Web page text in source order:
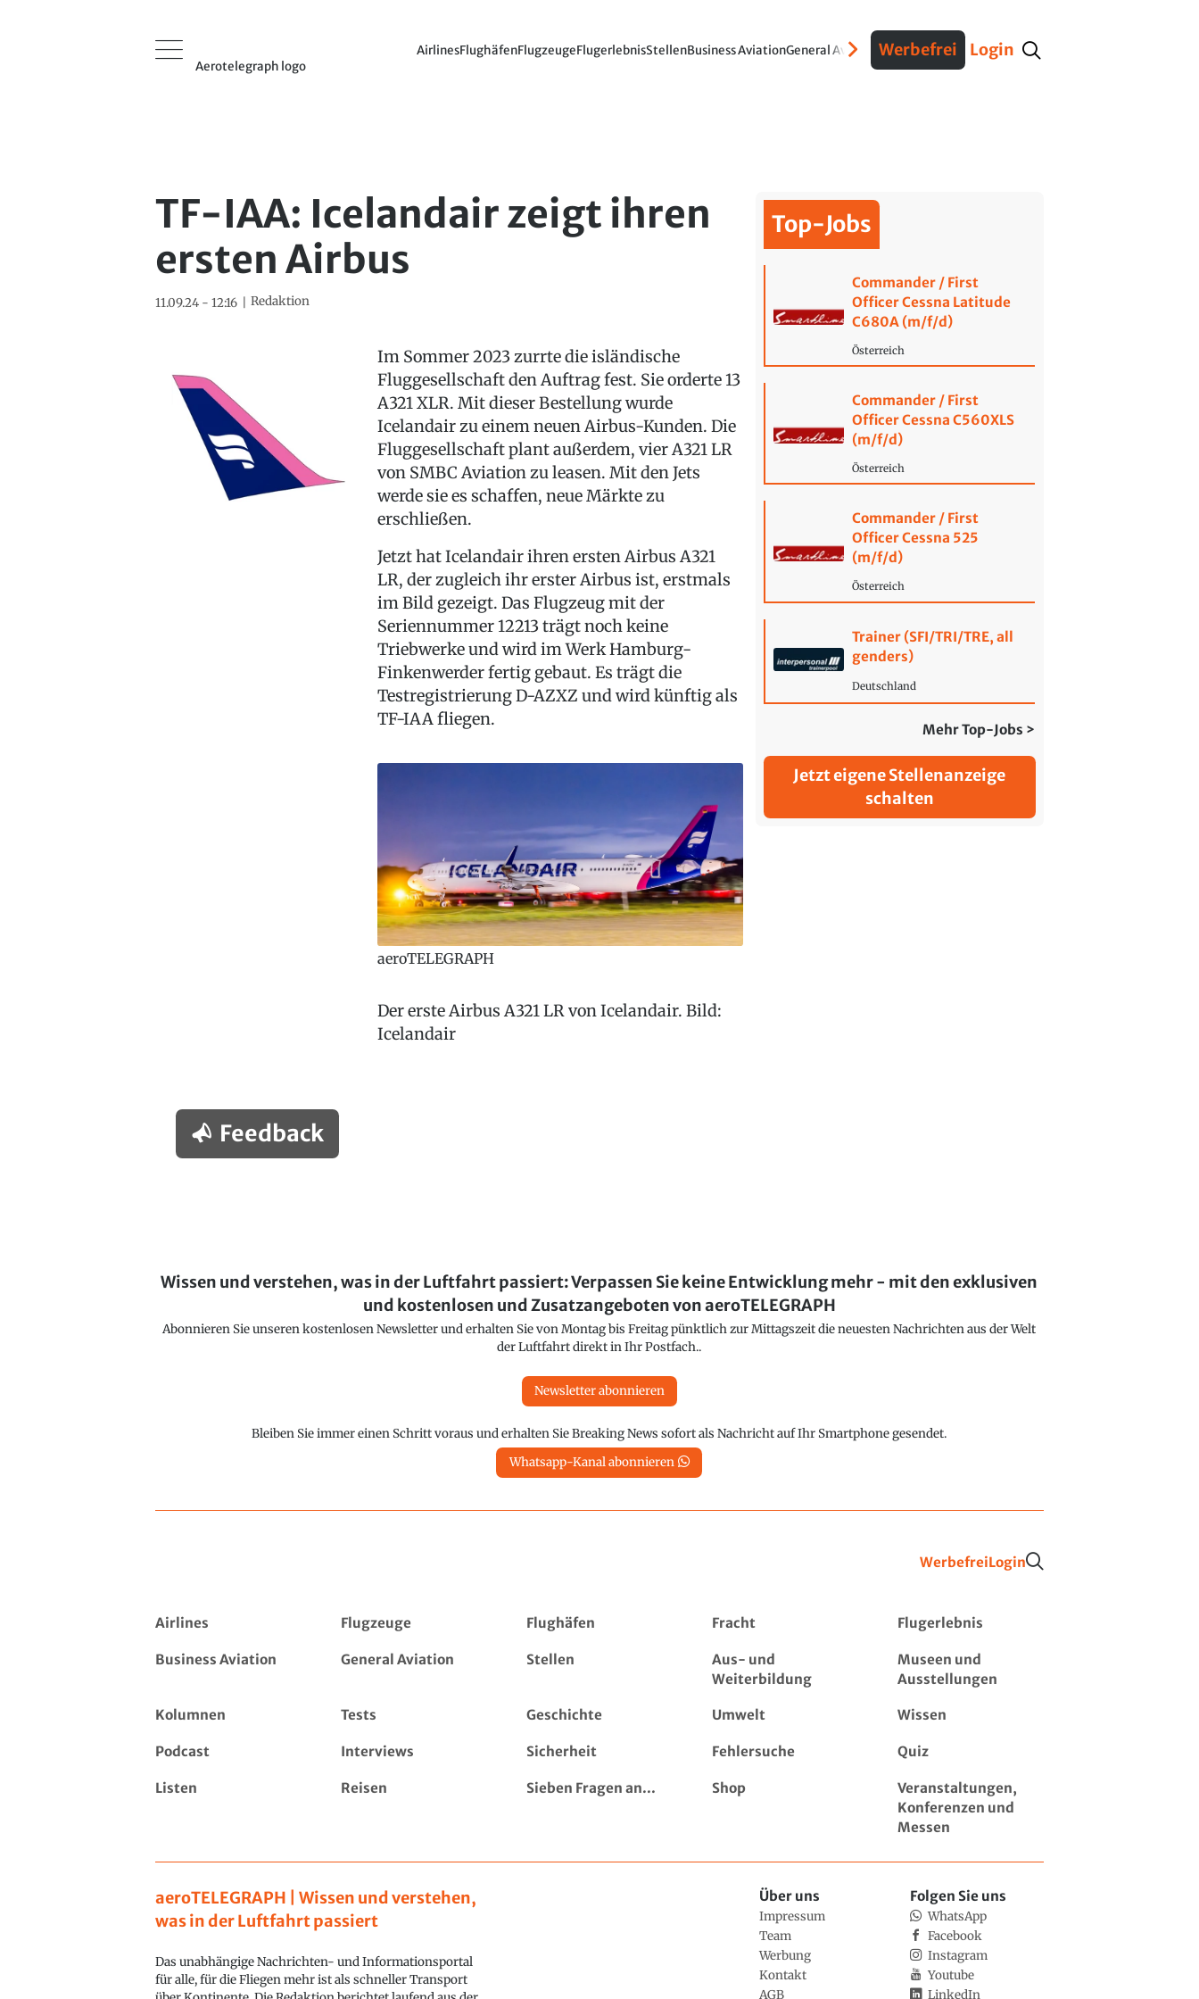
Aerotelegraph logo
AirlinesFlughäfenFlugzeugeFlugerlebnisStellenBusiness AviationGeneral AviationVerteidigungInterviews Fracht
Werbefrei Login
TF-IAA: Icelandair zeigt ihren
ersten Airbus
11.09.24 - 12:16 Redaktion
Im Sommer 2023 zurrte die isländische
Fluggesellschaft den Auftrag fest. Sie orderte 13
A321 XLR. Mit dieser Bestellung wurde
Icelandair zu einem neuen Airbus-Kunden. Die
Fluggesellschaft plant außerdem, vier A321 LR
von SMBC Aviation zu leasen. Mit den Jets
werde sie es schaffen, neue Märkte zu
erschließen.
Jetzt hat Icelandair ihren ersten Airbus A321
LR, der zugleich ihr erster Airbus ist, erstmals
im Bild gezeigt. Das Flugzeug mit der
Seriennummer 12213 trägt noch keine
Triebwerke und wird im Werk Hamburg-
Finkenwerder fertig gebaut. Es trägt die
Testregistrierung D-AZXZ und wird künftig als
TF-IAA fliegen.
aeroTELEGRAPH
Der erste Airbus A321 LR von Icelandair. Bild:
Icelandair
Feedback
Top-Jobs
Commander / First
Officer Cessna Latitude
C680A (m/f/d)
Österreich
Commander / First
Officer Cessna C560XLS
(m/f/d)
Österreich
Commander / First
Officer Cessna 525
(m/f/d)
Österreich
Trainer (SFI/TRI/TRE, all
genders)
Deutschland
Mehr Top-Jobs >
Jetzt eigene Stellenanzeige
schalten
Wissen und verstehen, was in der Luftfahrt passiert: Verpassen Sie keine Entwicklung mehr - mit den exklusiven
und kostenlosen und Zusatzangeboten von aeroTELEGRAPH
Abonnieren Sie unseren kostenlosen Newsletter und erhalten Sie von Montag bis Freitag pünktlich zur Mittagszeit die neuesten Nachrichten aus der Welt
der Luftfahrt direkt in Ihr Postfach..
Newsletter abonnieren
Bleiben Sie immer einen Schritt voraus und erhalten Sie Breaking News sofort als Nachricht auf Ihr Smartphone gesendet.
Whatsapp-Kanal abonnieren
WerbefreiLogin
Airlines Flugzeuge Flughäfen Fracht Flugerlebnis
Business Aviation General Aviation Stellen
Aus- und
Weiterbildung
Museen und
Ausstellungen
Kolumnen Tests Geschichte Umwelt Wissen
Podcast Interviews Sicherheit Fehlersuche Quiz
Listen Reisen Sieben Fragen an... Shop
Veranstaltungen,
Konferenzen und
Messen
aeroTELEGRAPH | Wissen und verstehen,
was in der Luftfahrt passiert
Das unabhängige Nachrichten- und Informationsportal
für alle, für die Fliegen mehr ist als schneller Transport
Über uns
Impressum
Team
Werbung
Kontakt
AGB
Folgen Sie uns
WhatsApp
Facebook
Instagram
Youtube
LinkedIn